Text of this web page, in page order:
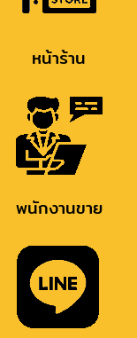
หน้าร้าน
พนักงานขาย